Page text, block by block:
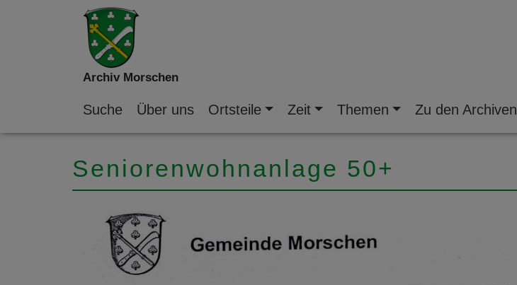
Archiv Morschen
Suche Über uns Ortsteile Zeit Themen Zu den Archiven
Seniorenwohnanlage 50+